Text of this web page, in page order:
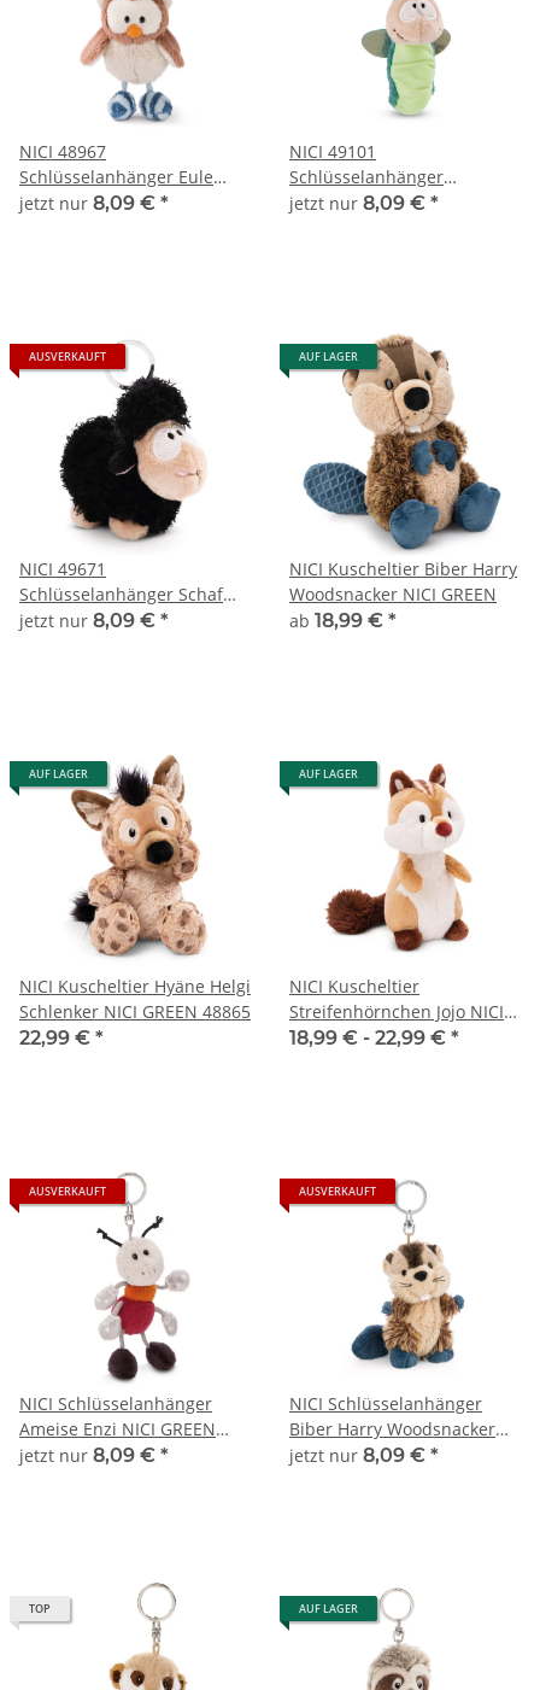
NICI 48967
Schlüsselanhänger Eule
Oscar Bean Bags 10 cm
jetzt nur 8,09 € *
NICI 49101
Schlüsselanhänger
Glühwürmchen Glim Jim
jetzt nur 8,09 € *
AUSVERKAUFT
NICI 49671
Schlüsselanhänger Schaf
schwarz NICI GREEN Bean
jetzt nur 8,09 € *
AUF LAGER
NICI Kuscheltier Biber Harry
Woodsnacker NICI GREEN
ab 18,99 € *
AUF LAGER
NICI Kuscheltier Hyäne Helgi
Schlenker NICI GREEN 48865
22,99 € *
AUF LAGER
NICI Kuscheltier
Streifenhörnchen Jojo NICI
GREEN
18,99 € - 22,99 € *
AUSVERKAUFT
NICI Schlüsselanhänger
Ameise Enzi NICI GREEN
49431 Bean Bags 11 cm
jetzt nur 8,09 € *
AUSVERKAUFT
NICI Schlüsselanhänger
Biber Harry Woodsnacker
NICI GREEN 62260
jetzt nur 8,09 € *
TOP AUF LAGER